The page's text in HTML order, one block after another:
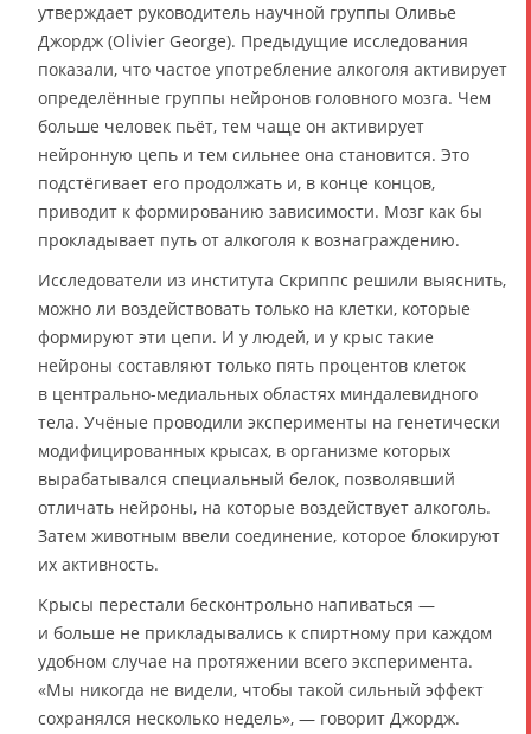
утверждает руководитель научной группы Оливье
Джордж (Olivier George). Предыдущие исследования
показали, что частое употребление алкоголя активирует
определённые группы нейронов головного мозга. Чем
больше человек пьёт, тем чаще он активирует
нейронную цепь и тем сильнее она становится. Это
подстёгивает его продолжать и, в конце концов,
приводит к формированию зависимости. Мозг как бы
прокладывает путь от алкоголя к вознаграждению.
Исследователи из института Скриппс решили выяснить,
можно ли воздействовать только на клетки, которые
формируют эти цепи. И у людей, и у крыс такие
нейроны составляют только пять процентов клеток
в центрально-медиальных областях миндалевидного
тела. Учёные проводили эксперименты на генетически
модифицированных крысах, в организме которых
вырабатывался специальный белок, позволявший
отличать нейроны, на которые воздействует алкоголь.
Затем животным ввели соединение, которое блокируют
их активность.
Крысы перестали бесконтрольно напиваться —
и больше не прикладывались к спиртному при каждом
удобном случае на протяжении всего эксперимента.
«Мы никогда не видели, чтобы такой сильный эффект
сохранялся несколько недель», — говорит Джордж.